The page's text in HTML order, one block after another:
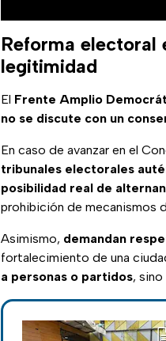
Reforma electoral
legitimidad
El Frente Amplio
no se discute con un
En caso de avanzar en el
tribunales electorales
posibilidad real de
prohibición de mecanismos
Asimismo, demandan
fortalecimiento de una
a personas o partidos, sino